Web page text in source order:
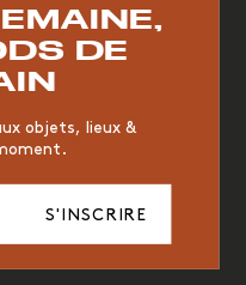
DE
objets, lieux &
S'INSCRIRE
HÔTEL
ÉDITIONS
VASE
2023